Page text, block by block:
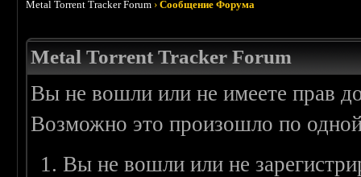
Metal Torrent Tracker Forum ›Сообщение Форума
Metal Torrent Tracker Forum
Вы не вошли или не имеете прав
Возможно это произошло по
Вы не вошли или не